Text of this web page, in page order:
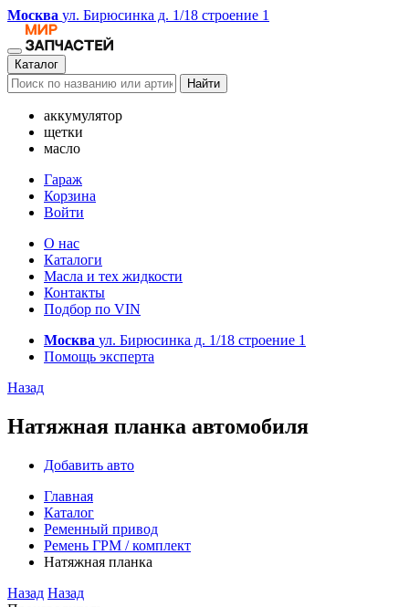
Москва ул. Бирюсинка д. 1/18 строение 1
Каталог
Найти
аккумулятор
щетки
масло
Гараж
Корзина
Войти
О нас
Каталоги
Масла и тех жидкости
Контакты
Подбор по VIN
Москва ул. Бирюсинка д. 1/18 строение 1
Помощь эксперта
Назад
Натяжная планка автомобиля
Добавить авто
Главная
Каталог
Ременный привод
Ремень ГРМ / комплект
Натяжная планка
Назад Назад